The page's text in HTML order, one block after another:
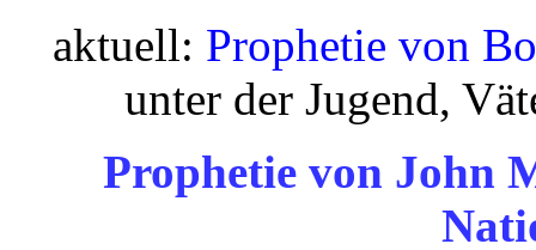
aktuell: Prophetie von
unter der Jugend,
Prophetie von John